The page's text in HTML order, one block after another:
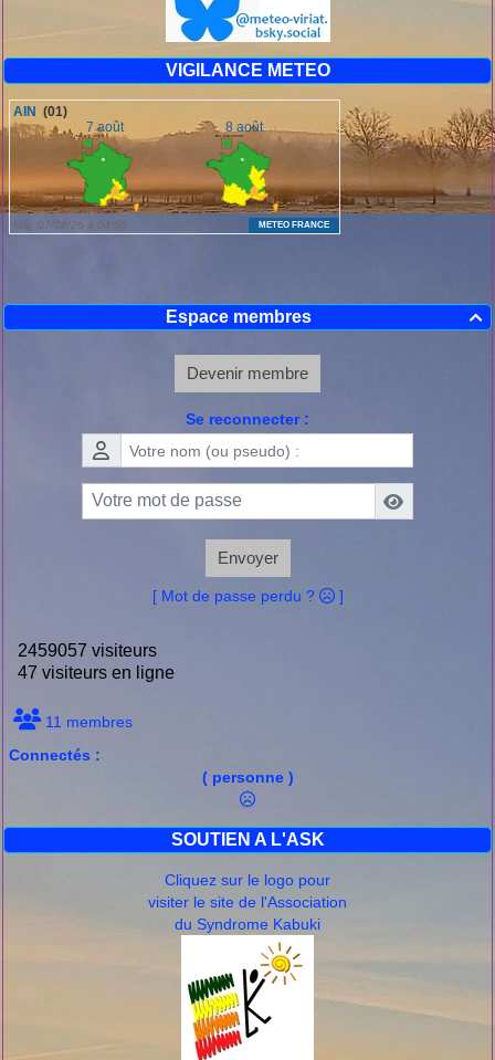
VIGILANCE METEO

Espace membres
Devenir membre
Se reconnecter :
Envoyer
[ Mot de passe perdu ? ]
2459057 visiteurs
47 visiteurs en ligne
11 membres
Connectés :
( personne )
SOUTIEN A L'ASK
Cliquez sur le logo pour
visiter le site de l'Association
du Syndrome Kabuki